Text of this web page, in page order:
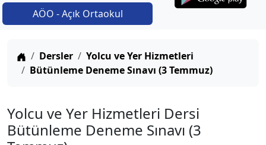
AÖO - Açık Ortaokul
Anasayfa
Dersler
Yolcu ve Yer Hizmetleri
Bütünleme Deneme Sınavı (3 Temmuz)
Yolcu ve Yer Hizmetleri Dersi
Bütünleme Deneme Sınavı (3